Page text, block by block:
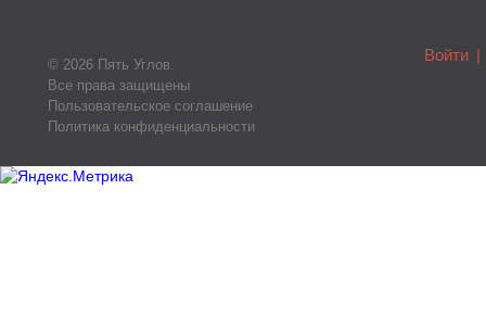
© 2026 Пять Углов.
Все права защищены
Пользовательское соглашение
Политика конфиденциальности
Войти